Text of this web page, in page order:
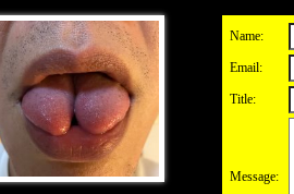
Name:
Email:
Title:
Message: